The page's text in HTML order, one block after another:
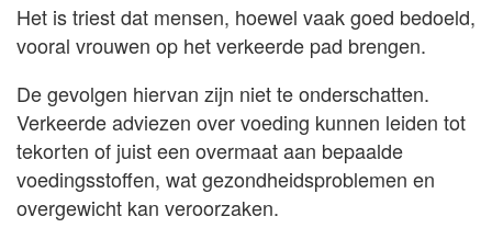
Het is triest dat mensen, hoewel vaak goed bedoeld,
vooral vrouwen op het verkeerde pad brengen.
De gevolgen hiervan zijn niet te onderschatten.
Verkeerde adviezen over voeding kunnen leiden tot
tekorten of juist een overmaat aan bepaalde
voedingsstoffen, wat gezondheidsproblemen en
overgewicht kan veroorzaken.